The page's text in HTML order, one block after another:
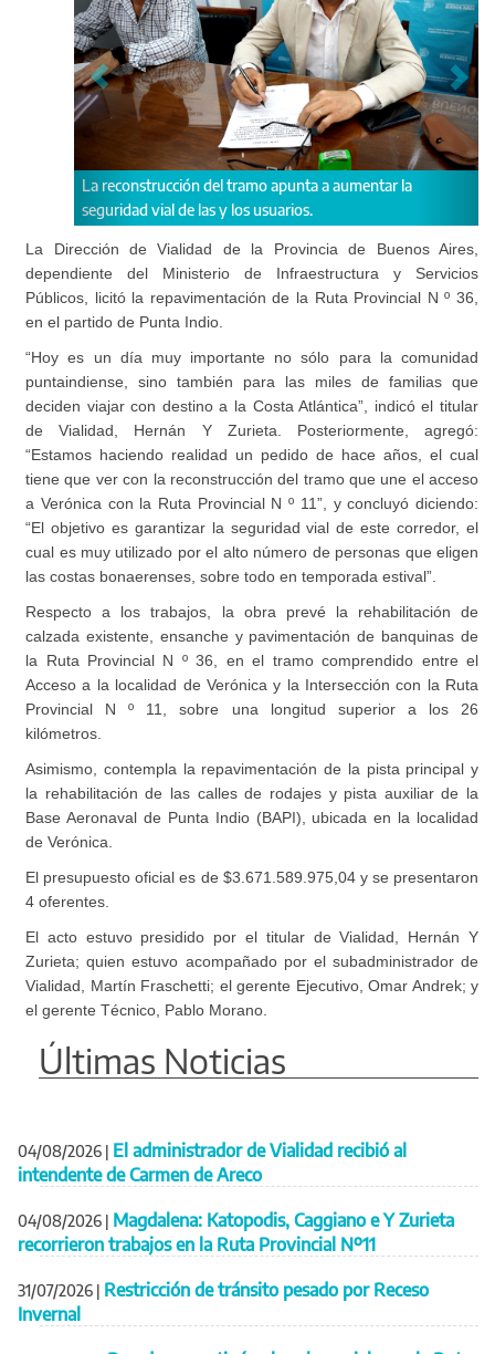
a aumentar la
La obra consiste en la repavimentación de
kilómetros de la Ruta Provincial N º 36.
La Dirección de Vialidad de la Provincia de Buenos Aires,
dependiente del Ministerio de Infraestructura y Servicios
Públicos, licitó la repavimentación de la Ruta Provincial N º 36,
en el partido de Punta Indio.
“Hoy es un día muy importante no sólo para la comunidad
puntaindiense, sino también para las miles de familias que
deciden viajar con destino a la Costa Atlántica”, indicó el titular
de Vialidad, Hernán Y Zurieta. Posteriormente, agregó:
“Estamos haciendo realidad un pedido de hace años, el cual
tiene que ver con la reconstrucción del tramo que une el acceso
a Verónica con la Ruta Provincial N º 11”, y concluyó diciendo:
“El objetivo es garantizar la seguridad vial de este corredor, el
cual es muy utilizado por el alto número de personas que eligen
las costas bonaerenses, sobre todo en temporada estival”.
Respecto a los trabajos, la obra prevé la rehabilitación de
calzada existente, ensanche y pavimentación de banquinas de
la Ruta Provincial N º 36, en el tramo comprendido entre el
Acceso a la localidad de Verónica y la Intersección con la Ruta
Provincial N º 11, sobre una longitud superior a los 26
kilómetros.
Asimismo, contempla la repavimentación de la pista principal y
la rehabilitación de las calles de rodajes y pista auxiliar de la
Base Aeronaval de Punta Indio (BAPI), ubicada en la localidad
de Verónica.
El presupuesto oficial es de $3.671.589.975,04 y se presentaron
4 oferentes.
El acto estuvo presidido por el titular de Vialidad, Hernán Y
Zurieta; quien estuvo acompañado por el subadministrador de
Vialidad, Martín Fraschetti; el gerente Ejecutivo, Omar Andrek; y
el gerente Técnico, Pablo Morano.
Últimas Noticias
04/08/2026 | El administrador de Vialidad recibió al
intendente de Carmen de Areco
04/08/2026 | Magdalena: Katopodis, Caggiano e Y Zurieta
recorrieron trabajos en la Ruta Provincial Nº11
31/07/2026 | Restricción de tránsito pesado por Receso
Invernal